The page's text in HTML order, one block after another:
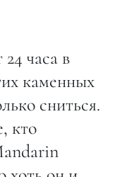
часа в
каменных
сниться.
кто